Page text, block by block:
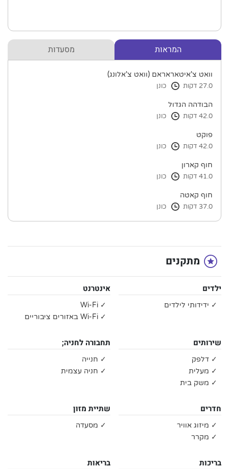
המראות מסעדות
וואט צ'איטאראראם (וואט צ'אלונג)
27.0 דקות כונן
הבודהה הגדול
42.0 דקות כונן
פוקט
42.0 דקות כונן
חוף קארון
41.0 דקות כונן
חוף קאטה
37.0 דקות כונן
מתקנים
ילדים
✓ ידידותי לילדים
אינטרנט
✓ Wi-Fi
✓ Wi-Fi באזורים ציבוריים
שירותים
✓ דלפק
✓ מעלית
✓ משק בית
תחבורה לחניה;
✓ חנייה
✓ חניה עצמית
חדרים
✓ מיזוג אוויר
✓ מקרר
שתיית מזון
✓ מסעדה
בריכות בריאות